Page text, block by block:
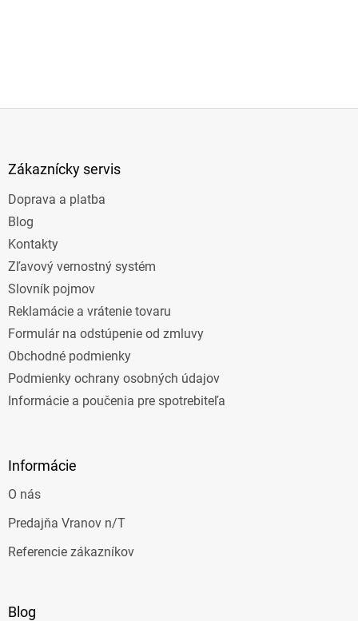
Zákaznícky servis
Doprava a platba
Blog
Kontakty
Zľavový vernostný systém
Slovník pojmov
Reklamácie a vrátenie tovaru
Formulár na odstúpenie od zmluvy
Obchodné podmienky
Podmienky ochrany osobných údajov
Informácie a poučenia pre spotrebiteľa
Informácie
O nás
Predajňa Vranov n/T
Referencie zákazníkov
Blog